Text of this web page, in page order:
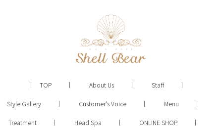
TOP About Us Staff
Style Gallery Customer's Voice Menu
Treatment Head Spa ONLINE SHOP